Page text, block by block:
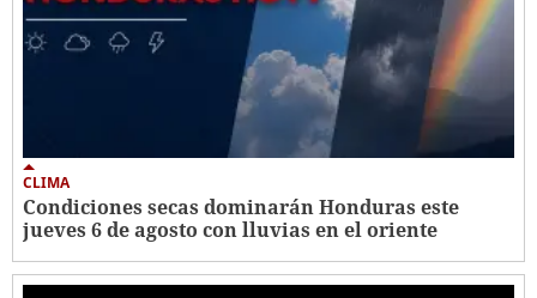
CLIMA
Condiciones secas dominarán Honduras este
jueves 6 de agosto con lluvias en el oriente